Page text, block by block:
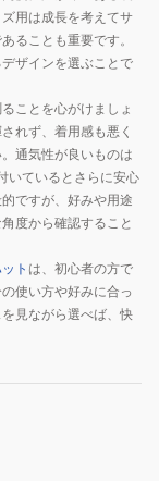
用は成長を考えてサ
ることも重要です。
ザインを選ぶことで
ことを心がけましょ
れず、着用感も悪く
通気性が良いものは
いているとさらに安心
ですが、好みや用途
度から確認すること
ト は、初心者の方で
使い方や好みに合っ
見ながら選べば、快